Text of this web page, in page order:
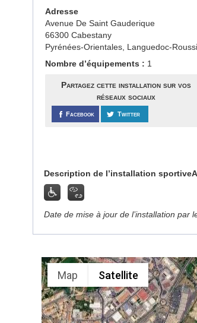
Adresse
Avenue De Saint Gauderique
66300 Cabestany
Pyrénées-Orientales, Languedoc-
Nombre d’équipements : 1
Partagez cette installation sur vos
réseaux sociaux
Facebook Twitter
Description de l’installation sportive
Date de mise à jour de l’installation par
Map Satellite